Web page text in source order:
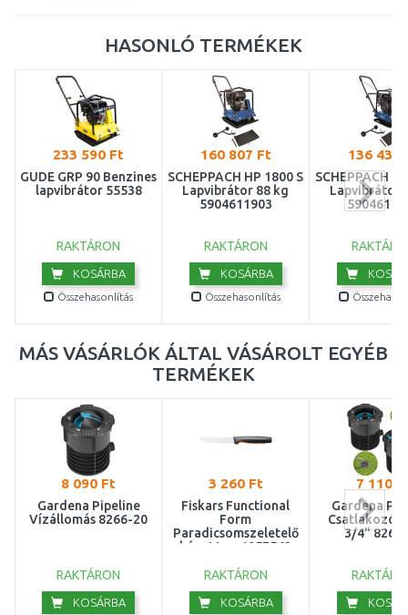
HASONLÓ TERMÉKEK
233 590 Ft
GÜDE GRP 90 Benzines
lapvibrátor 55538
RAKTÁRON
KOSÁRBA
Összehasonlítás
160 807 Ft
SCHEPPACH HP 1800 S
Lapvibrátor 88 kg
5904611903
RAKTÁRON
KOSÁRBA
Összehasonlítás
136 436
SCHEPPACH
Lapvibrátor
MÁS VÁSÁRLÓK ÁLTAL VÁSÁROLT EGYÉB
TERMÉKEK
8 090 Ft
Gardena Pipeline
Vízállomás 8266-20
RAKTÁRON
KOSÁRBA
3 260 Ft
Fiskars Functional
Form
Paradicsomszeletelő
kés, 11cm 1057543
RAKTÁRON
KOSÁRBA
7 110
Gardena
3/4"